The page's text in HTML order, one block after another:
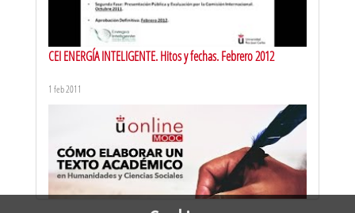
Mesa 2: Pensamiento en el siglo XIX
CEI ENERGÍA INTELIGENTE. Hitos y fechas. Febrero 2012
1 feb 2011